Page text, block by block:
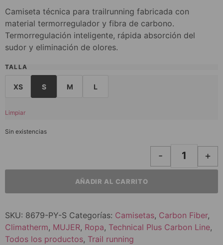
Camiseta técnica para trailrunning fabricada con
material termorregulador y fibra de carbono.
Termorregulación inteligente, rápida absorción del
sudor y eliminación de olores.
TALLA
XS S M L
Limpiar
Sin existencias
- +
AÑADIR AL CARRITO
SKU: 8679-PY-S Categorías: Camisetas, Carbon Fiber,
Climatherm, MUJER, Ropa, Technical Plus Carbon Line,
Todos los productos, Trail running